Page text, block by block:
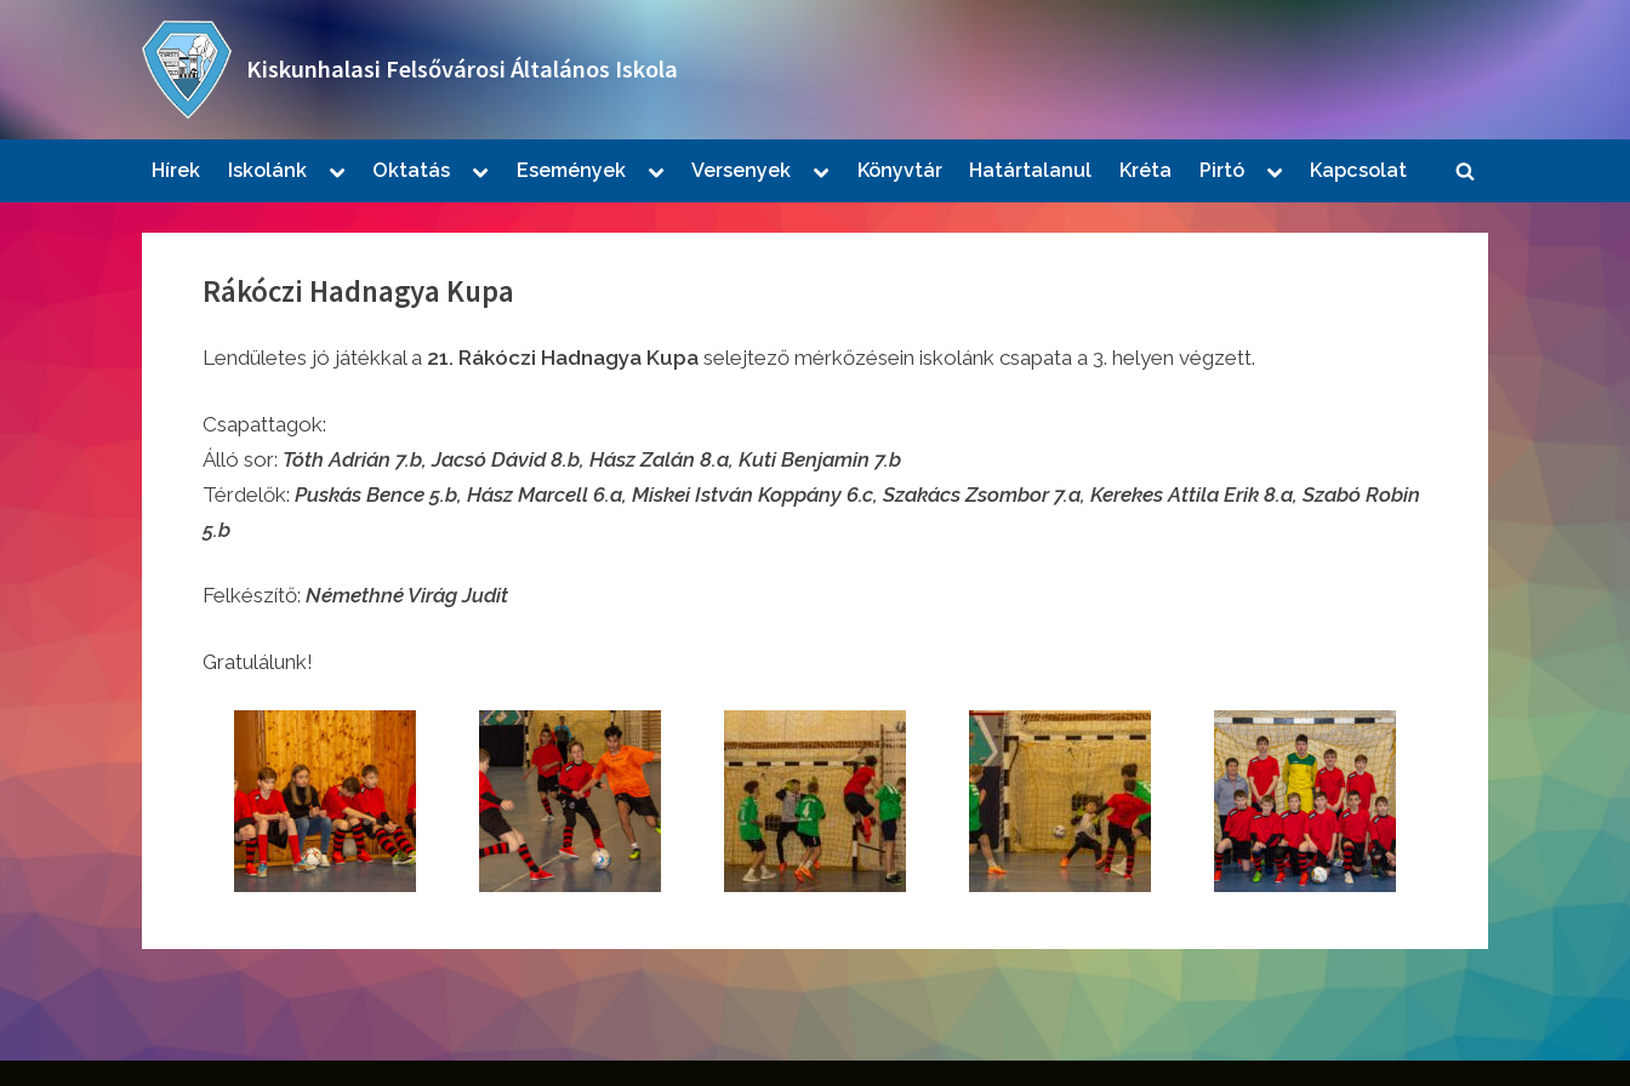
Kiskunhalasi Felsővárosi Általános Iskola
Hírek Iskolánk
Toggle
menu
Toggle
menu
Toggle
sub-
Oktatás
Toggle
menu
Események
Toggle
menu
Versenyek
Toggle
menu
Könyvtár Határtalanul Kréta Pirtó
Toggle
menu
Kapcsolat
Toggle
Rákóczi Hadnagya Kupa
Lendületes jó játékkal a 21. Rákóczi Hadnagya Kupa selejtező mérkőzésein iskolánk csapata a 3. helyen végzett.
Csapattagok:
Álló sor: Tóth Adrián 7.b, Jacsó Dávid 8.b, Hász Zalán 8.a, Kuti Benjamin 7.b
Térdelők: Puskás Bence 5.b, Hász Marcell 6.a, Miskei István Koppány 6.c, Szakács Zsombor 7.a, Kerekes Attila Erik 8.a, Szabó Robin
5.b
Felkészítő: Némethné Virág Judit
Gratulálunk!